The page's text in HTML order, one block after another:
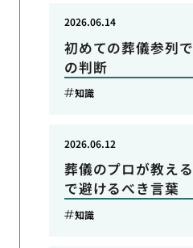
初めての葬儀参列
の判断
2026.06.14
知識
葬儀のプロが教え
で避けるべき言葉
2026.06.12
知識